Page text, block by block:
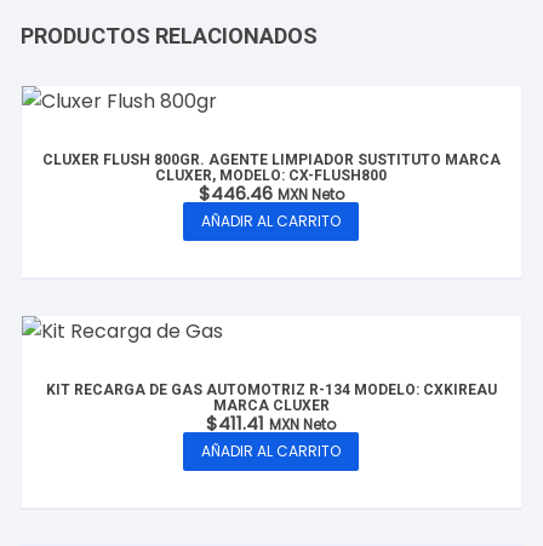
PRODUCTOS RELACIONADOS
CLUXER FLUSH 800GR. AGENTE LIMPIADOR SUSTITUTO MARCA
CLUXER, MODELO: CX-FLUSH800
$446.46 MXN Neto
AÑADIR AL CARRITO
KIT RECARGA DE GAS AUTOMOTRIZ R-134 MODELO: CXKIREAU
MARCA CLUXER
$411.41 MXN Neto
AÑADIR AL CARRITO